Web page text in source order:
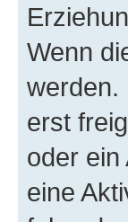
Wenn
werden.
erst
oder ein
eine